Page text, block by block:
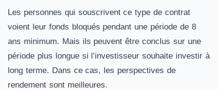
Les personnes qui souscrivent ce type de contrat
voient leur fonds bloqués pendant une période de 8
ans minimum. Mais ils peuvent être conclus sur une
période plus longue si l’investisseur souhaite investir à
long terme. Dans ce cas, les perspectives de
rendement sont meilleures.